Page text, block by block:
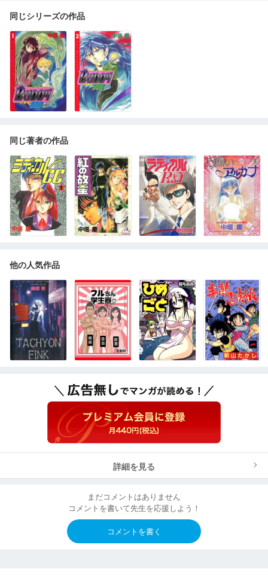
同じシリーズの作品
同じ著者の作品
他の人気作品
詳細を見る
まだコメントはありません
コメントを書いて先生を応援しよう！
コメントを書く